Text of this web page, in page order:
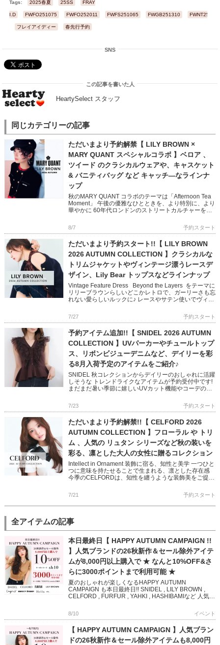
Tags: 2025春夏 25SS FRAY
I.D FWFO251075 FWFO252011 FWFS251065 FWGB251310
フレイアイディー 春先行予約
SNS
この記事を書いた人
HeartySelect スタッフ
同じカテゴリーの記事
ただいまより予約解禁【 LILY BROWN ×
MARY QUANT スペシャルコラボ 】ベロア 、
ツイード のクラシカルウェアや、キャスケット
& バニティバッグ など キャッチ―なラインナ
ップ
秋のMARY QUANT コラボのテーマは「Afternoon Tea
Moment」 午後の優雅なひとときを、より特別に、より
華やかに 60年代ロンドンのストリートカルチャーを象
8/7 予約スタート
ただいまより予約スタート!!【 LILY BROWN
2026 AUTUMN COLLECTION 】クラシカルな
トリムジャケットやヴィンテージ漂うレースデ
ザイン、Lily Bear トップスなどラインナップ
Vintage Feature Dress Beyond the Layers をテーマに
リリーブラウンらしいどこかレトロで、ガーリーさも忘
れない愛らしいルックに♪ レースやサテン使いでヴィン
7/27 予約スタート
予約アイテム追加!!【 SNIDEL 2026 AUTUMN
COLLECTION 】UVパーカーやチュールトップ
ス、リボンビジューデニムなど、デイリーを彩
る8月入荷予定のアイテムをご紹介♪
SNIDEL 秋コレクションからデイリーのおしゃれに活躍
しそうな トレンドライクなアイテムが予約受付中です!
まだまだ暑い季節に嬉しいUVカット機能やコーデの主
えるスタ […]
7/23 予約スタート
ただいまより予約解禁!!【 CELFORD 2026
AUTUMN COLLECTION 】フローラル や トリ
ム 、人気の リュタン シリーズなど秋の装いを
彩る、凛とした大人の女性に贈るコレクション
Intellect in Ornament 装飾に宿る、知性と美学 一つひと
つに意味を持たせることで生まれる、凛とした存在感
今季のCELFORDは、知性を纏うような装飾美をご提案
7/21 予約スタート
全アイテムの記事
本日最終日【 HAPPY AUTUMN CAMPAIGN !!
】人気ブランドの26秋新作＆セール除外アイテ
ムが8,000円以上購入で ★ なんと10%OFF&さ
らに3000ポイントまで利用可能 ★
夏のおしゃれが楽しくなるHAPPY AUTUMN
CAMPAIGN も本日最終日!! SNIDEL , LILY BROWN ,
CELFORD , FURFUR , YAHKI , HASHIBAMIなど 人気ブ
8/10 イベント
【 HAPPY AUTUMN CAMPAIGN 】人気ブラン
ドの26秋新作＆セール除外アイテムも8,000円